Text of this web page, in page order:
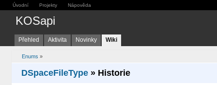
Úvodní Projekty Nápověda
KOSapi
Přehled Aktivita Novinky Wiki
Enums »
DSpaceFileType » Historie